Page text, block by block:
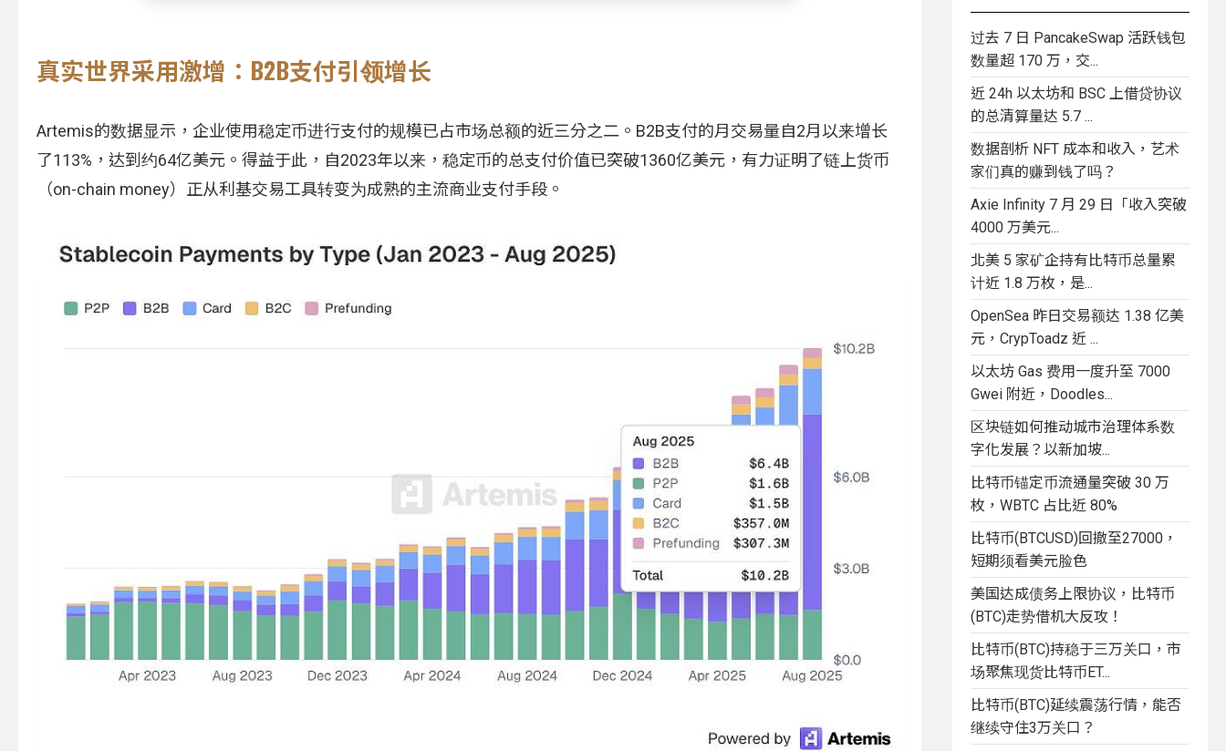
真实世界采用激增：B2B支付引领增长
Artemis的数据显示，企业使用稳定币进行支付的规模已占市场总额的近三分之二。B2B支付的月交易量自2月以来增长
了113%，达到约64亿美元。得益于此，自2023年以来，稳定币的总支付价值已突破1360亿美元，有力证明了链上货币
（on-chain money）正从利基交易工具转变为成熟的主流商业支付手段。
过去 7 日 PancakeSwap 活跃钱包
数量超 170 万，交...
近 24h 以太坊和 BSC 上借贷协议
的总清算量达 5.7 ...
数据剖析 NFT 成本和收入，艺术
家们真的赚到钱了吗？
Axie Infinity 7 月 29 日「收入突破
4000 万美元...
北美 5 家矿企持有比特币总量累
计近 1.8 万枚，是...
OpenSea 昨日交易额达 1.38 亿美
元，CrypToadz 近 ...
以太坊 Gas 费用一度升至 7000
Gwei 附近，Doodles...
区块链如何推动城市治理体系数
字化发展？以新加坡...
比特币锚定币流通量突破 30 万
枚，WBTC 占比近 80%
比特币(BTCUSD)回撤至27000，
短期须看美元脸色
美国达成债务上限协议，比特币
(BTC)走势借机大反攻！
比特币(BTC)持稳于三万关口，市
场聚焦现货比特币ET...
比特币(BTC)延续震荡行情，能否
继续守住3万关口？